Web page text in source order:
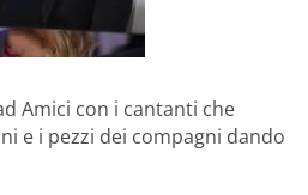
Amici con i cantanti che
e i pezzi dei compagni dando